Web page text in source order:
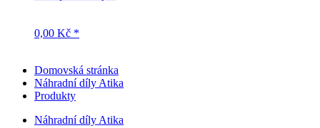
Domovská stránka
Náhradní díly Atika